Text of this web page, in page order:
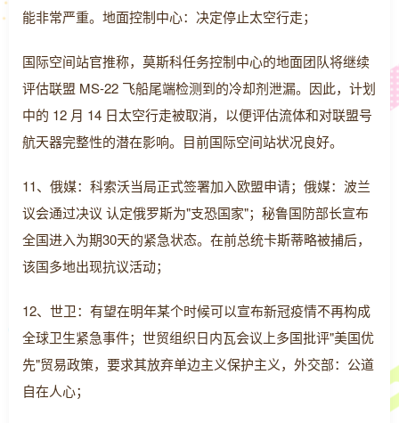
能非常严重。地面控制中心：决定停止太空行走；
国际空间站官推称，莫斯科任务控制中心的地面团队将继续
评估联盟 MS-22 飞船尾端检测到的冷却剂泄漏。因此，计划
中的 12 月 14 日太空行走被取消，以便评估流体和对联盟号
航天器完整性的潜在影响。目前国际空间站状况良好。
11、俄媒：科索沃当局正式签署加入欧盟申请；俄媒：波兰
议会通过决议 认定俄罗斯为"支恐国家"；秘鲁国防部长宣布
全国进入为期30天的紧急状态。在前总统卡斯蒂略被捕后，
该国多地出现抗议活动；
12、世卫：有望在明年某个时候可以宣布新冠疫情不再构成
全球卫生紧急事件；世贸组织日内瓦会议上多国批评"美国优
先"贸易政策，要求其放弃单边主义保护主义，外交部：公道
自在人心；